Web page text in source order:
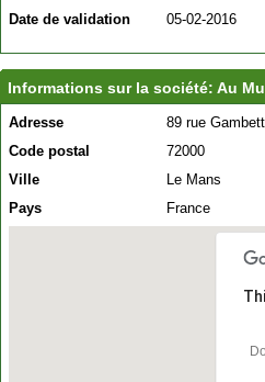
Date de validation
05-02-2016
Informations sur la société: Au
Adresse
89 rue
Code postal
72000
Ville
Le Mans
Pays
France